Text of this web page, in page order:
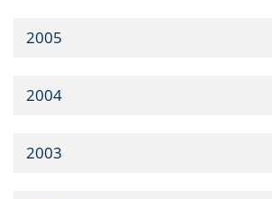
2005
2004
2003